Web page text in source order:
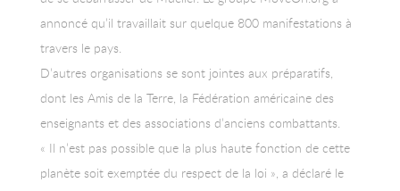
annoncé qu’il travaillait sur quelque 800 manifestations à
travers le pays.
D’autres organisations se sont jointes aux préparatifs,
dont les Amis de la Terre, la Fédération américaine des
enseignants et des associations d’anciens combattants.
« Il n’est pas possible que la plus haute fonction de cette
planète soit exemptée du respect de la loi », a déclaré le